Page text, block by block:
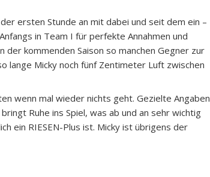
ersten Stunde an mit dabei und seit dem ein –
in Team I für perfekte Annahmen und
kommenden Saison so manchen Gegner zur
lange Micky noch fünf Zentimeter Luft zwischen
wenn mal wieder nichts geht. Gezielte Angaben
Ruhe ins Spiel, was ab und an sehr wichtig
ein RIESEN-Plus ist. Micky ist übrigens der